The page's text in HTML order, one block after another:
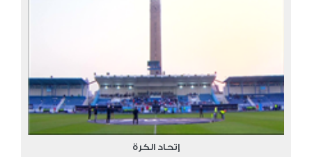
إتحاد الكرة